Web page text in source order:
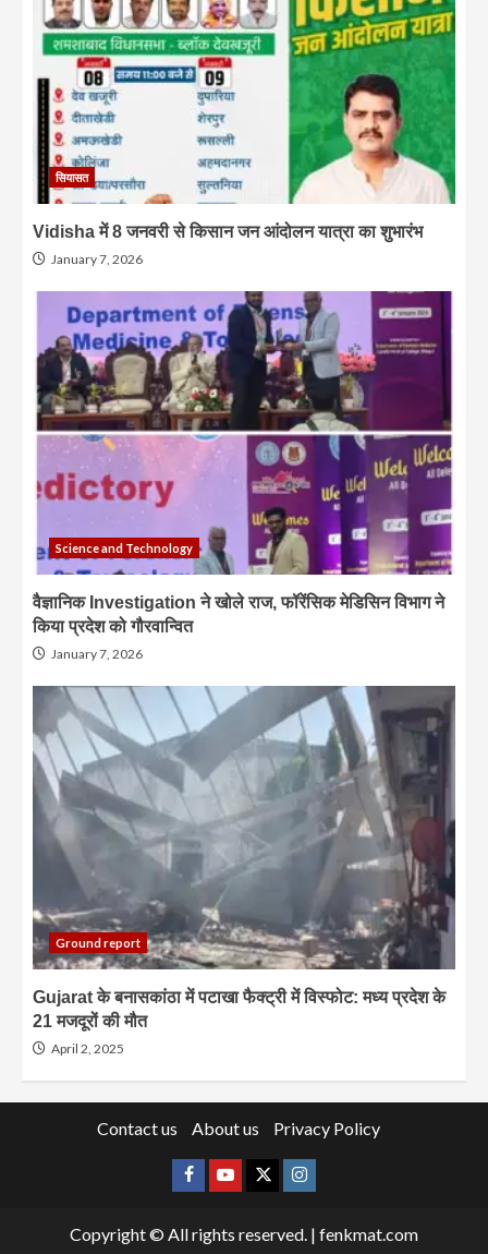
सियासत
Vidisha में 8 जनवरी से किसान जन आंदोलन यात्रा का शुभारंभ
January 7, 2026
Science and Technology
वैज्ञानिक Investigation ने खोले राज, फॉरेंसिक मेडिसिन विभाग ने
किया प्रदेश को गौरवान्वित
January 7, 2026
Ground report
Gujarat के बनासकांठा में पटाखा फैक्ट्री में विस्फोट: मध्य प्रदेश के
21 मजदूरों की मौत
April 2, 2025
Contact us About us Privacy Policy
Facebook
Youtube
X Instagram
Copyright © All rights reserved. | fenkmat.com